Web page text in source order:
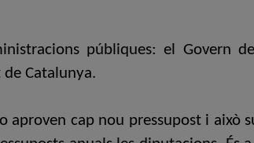
públiques: el Govern
Catalunya.
aproven cap nou pressupost i